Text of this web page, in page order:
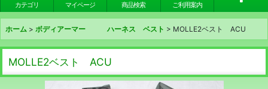
カテゴリ マイページ 商品検索 ご利用案内
ホーム > ボディアーマー ハーネス ベスト > MOLLE2ベスト ACU
MOLLE2ベスト ACU